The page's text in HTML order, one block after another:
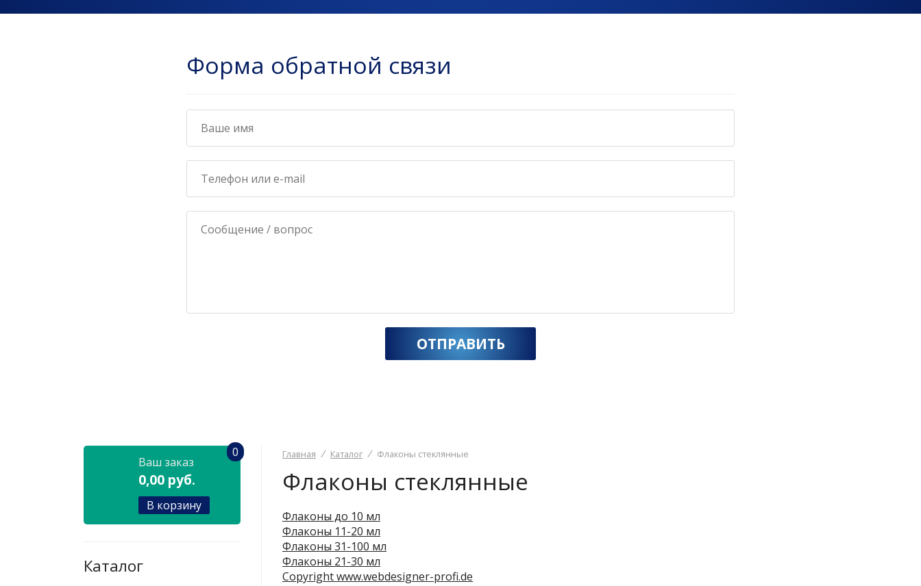
Форма обратной связи
ОТПРАВИТЬ
Ваш заказ
0,00 руб.
0
В корзину
Каталог
Главная Каталог Флаконы стеклянные
Флаконы стеклянные
Флаконы до 10 мл
Флаконы 11-20 мл
Флаконы 31-100 мл
Флаконы 21-30 мл
Copyright www.webdesigner-profi.de